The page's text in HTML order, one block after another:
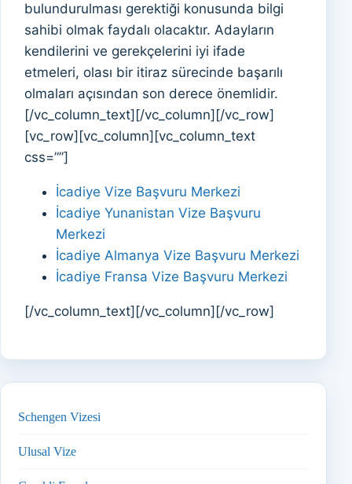
Schengen Vizesi
Ulusal Vize
bulundurulması gerektiği konusunda bilgi
sahibi olmak faydalı olacaktır. Adayların
kendilerini ve gerekçelerini iyi ifade
etmeleri, olası bir itiraz sürecinde başarılı
olmaları açısından son derece önemlidir.
[/vc_column_text][/vc_column][/vc_row]
[vc_row][vc_column][vc_column_text
css=””]
İcadiye Vize Başvuru Merkezi
İcadiye Yunanistan Vize Başvuru
Merkezi
İcadiye Almanya Vize Başvuru Merkezi
İcadiye Fransa Vize Başvuru Merkezi
[/vc_column_text][/vc_column][/vc_row]